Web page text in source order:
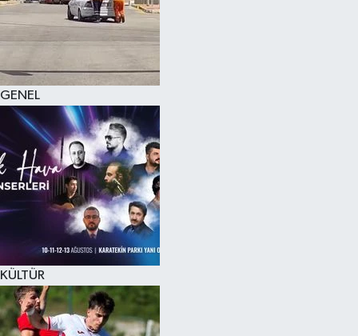
GENEL
KÜLTÜR
KÜLTÜR SANAT
MAGAZİN
SAĞLIK
SİYASET
SPOR
TEKNOLOJİ
VİZYONDAKİLER
YAŞAM